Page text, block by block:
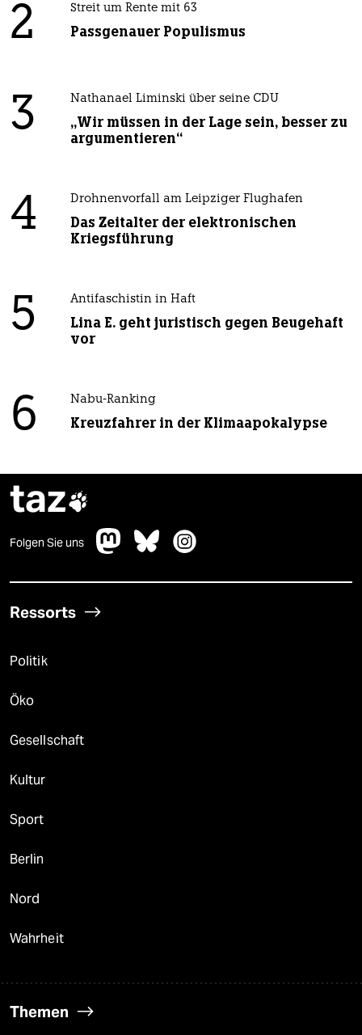
2 Streit um Rente mit 63
Passgenauer Populismus
3 Nathanael Liminski über seine CDU
„Wir müssen in der Lage sein, besser zu
argumentieren“
4 Drohnenvorfall am Leipziger Flughafen
Das Zeitalter der elektronischen
Kriegsführung
5 Antifaschistin in Haft
Lina E. geht juristisch gegen Beugehaft
vor
6 Nabu-Ranking
Kreuzfahrer in der Klimaapokalypse
taz
Folgen Sie uns
Ressorts
Politik
Öko
Gesellschaft
Kultur
Sport
Berlin
Nord
Wahrheit
Themen